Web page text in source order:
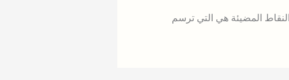
النقاط المضيئة هي التي ترسم